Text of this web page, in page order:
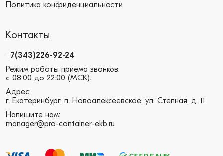
Политика конфиденциальности
Контакты
+7(343)226-92-24
Режим работы приема звонков:
с 08:00 до 22:00 (МСК).
Адрес:
г. Екатеринбург, п. Новоалексеевское, ул. Степная, д. 11
Напишите нам:
manager@pro-container-ekb.ru